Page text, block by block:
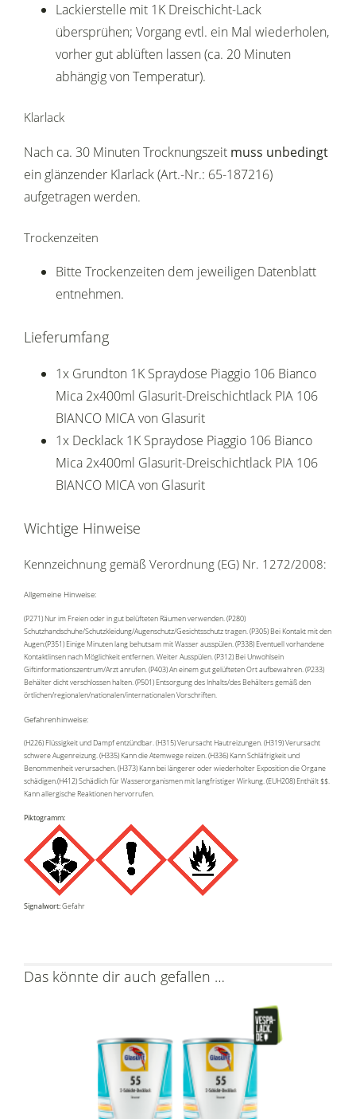
Lackierstelle mit 1K Dreischicht-Lack
übersprühen; Vorgang evtl. ein Mal wiederholen,
vorher gut ablüften lassen (ca. 20 Minuten
abhängig von Temperatur).
Klarlack
Nach ca. 30 Minuten Trocknungszeit muss unbedingt
ein glänzender Klarlack (Art.-Nr.: 65-187216)
aufgetragen werden.
Trockenzeiten
Bitte Trockenzeiten dem jeweiligen Datenblatt
entnehmen.
Lieferumfang
1x Grundton 1K Spraydose Piaggio 106 Bianco
Mica 2x400ml Glasurit-Dreischichtlack PIA 106
BIANCO MICA von Glasurit
1x Decklack 1K Spraydose Piaggio 106 Bianco
Mica 2x400ml Glasurit-Dreischichtlack PIA 106
BIANCO MICA von Glasurit
Wichtige Hinweise
Kennzeichnung gemäß Verordnung (EG) Nr. 1272/2008:
Allgemeine Hinweise:
(P271) Nur im Freien oder in gut belüfteten Räumen verwenden. (P280)
Schutzhandschuhe/Schutzkleidung/Augenschutz/Gesichtsschutz tragen. (P305) Bei Kontakt mit den
Augen:(P351) Einige Minuten lang behutsam mit Wasser ausspülen. (P338) Eventuell vorhandene
Kontaktlinsen nach Möglichkeit entfernen. Weiter Ausspülen. (P312) Bei Unwohlsein
Giftinformationszentrum/Arzt anrufen. (P403) An einem gut gelüfteten Ort aufbewahren. (P233)
Behälter dicht verschlossen halten. (P501) Entsorgung des Inhalts/des Behälters gemäß den
örtlichen/regionalen/nationalen/internationalen Vorschriften.
Gefahrenhinweise:
(H226) Flüssigkeit und Dampf entzündbar. (H315) Verursacht Hautreizungen. (H319) Verursacht
schwere Augenreizung. (H335) Kann die Atemwege reizen. (H336) Kann Schläfrigkeit und
Benommenheit verursachen. (H373) Kann bei längerer oder wiederholter Exposition die Organe
schädigen.(H412) Schädlich für Wasserorganismen mit langfristiger Wirkung. (EUH208) Enthält $$.
Kann allergische Reaktionen hervorrufen.
Piktogramm:
Signalwort:Gefahr
Das könnte dir auch gefallen …